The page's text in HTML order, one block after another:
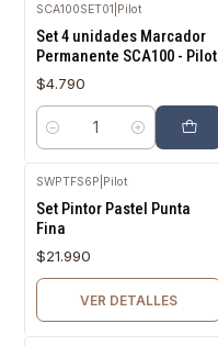
SCA100SET01 Pilot
Set 4 unidades Marcador
Permanente SCA100 - Pilot
$4.790
Cantidad
SWPTFS6P Pilot
Set Pintor Pastel Punta
Fina
$21.990
VER DETALLES